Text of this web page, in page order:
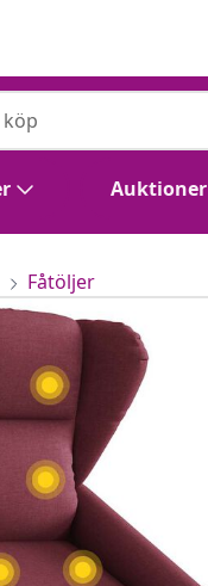
Auktioner
Fåtöljer